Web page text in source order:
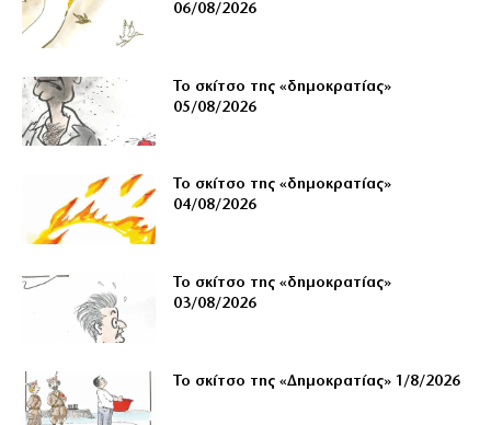
06/08/2026
Το σκίτσο της «δημοκρατίας»
05/08/2026
Το σκίτσο της «δημοκρατίας»
04/08/2026
Το σκίτσο της «δημοκρατίας»
03/08/2026
Το σκίτσο της «Δημοκρατίας» 1/8/2026